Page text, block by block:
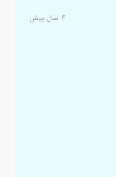
۴ سال پیش